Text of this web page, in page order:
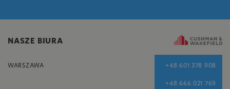
NASZE BIURA
WARSZAWA +48 601 378 908
+48 666 021 769